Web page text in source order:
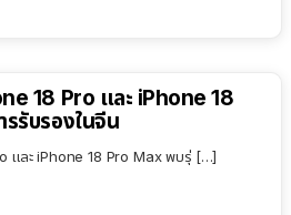
18 Pro และ iPhone 18
รับรองในจีน
และ iPhone 18 Pro Max พบรุ่ […]